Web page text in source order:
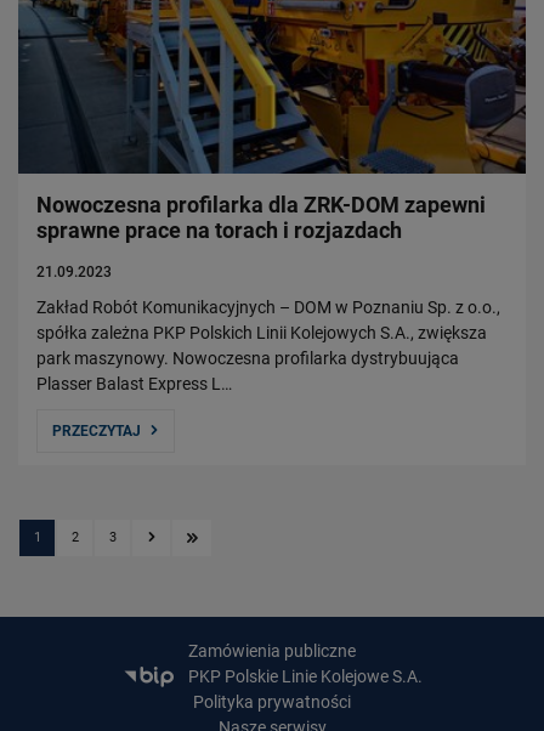
Nowoczesna profilarka dla ZRK-DOM zapewni
sprawne prace na torach i rozjazdach
21.09.2023
Zakład Robót Komunikacyjnych – DOM w Poznaniu Sp. z o.o.,
spółka zależna PKP Polskich Linii Kolejowych S.A., zwiększa
park maszynowy. Nowoczesna profilarka dystrybuująca
Plasser Balast Express L…
PRZECZYTAJ
1 2 3 Kolejna stronaOstatnia strona
Zamówienia publiczne
PKP Polskie Linie Kolejowe S.A.
Polityka prywatności